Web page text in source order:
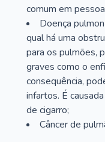
comum em
Doença
qual há uma
para os pulmões,
graves como o
consequência,
infartos. É
de cigarro;
Câncer de